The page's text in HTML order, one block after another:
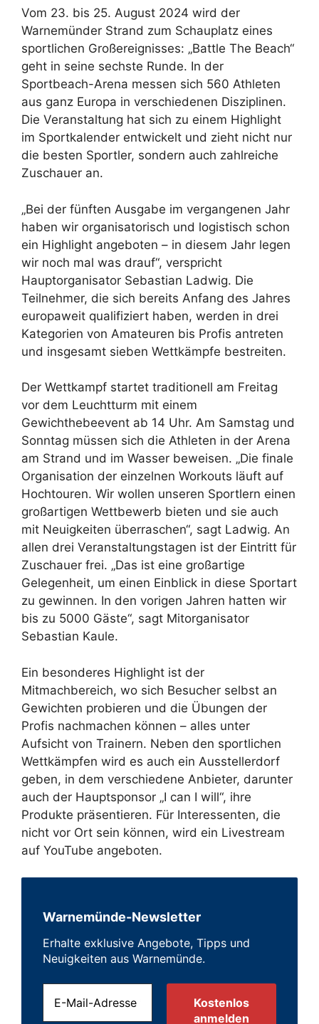
Vom 23. bis 25. August 2024 wird der
Warnemünder Strand zum Schauplatz eines
sportlichen Großereignisses: „Battle The Beach“
geht in seine sechste Runde. In der
Sportbeach-Arena messen sich 560 Athleten
aus ganz Europa in verschiedenen Disziplinen.
Die Veranstaltung hat sich zu einem Highlight
im Sportkalender entwickelt und zieht nicht nur
die besten Sportler, sondern auch zahlreiche
Zuschauer an.
„Bei der fünften Ausgabe im vergangenen Jahr
haben wir organisatorisch und logistisch schon
ein Highlight angeboten – in diesem Jahr legen
wir noch mal was drauf“, verspricht
Hauptorganisator Sebastian Ladwig. Die
Teilnehmer, die sich bereits Anfang des Jahres
europaweit qualifiziert haben, werden in drei
Kategorien von Amateuren bis Profis antreten
und insgesamt sieben Wettkämpfe bestreiten.
Der Wettkampf startet traditionell am Freitag
vor dem Leuchtturm mit einem
Gewichthebeevent ab 14 Uhr. Am Samstag und
Sonntag müssen sich die Athleten in der Arena
am Strand und im Wasser beweisen. „Die finale
Organisation der einzelnen Workouts läuft auf
Hochtouren. Wir wollen unseren Sportlern einen
großartigen Wettbewerb bieten und sie auch
mit Neuigkeiten überraschen“, sagt Ladwig. An
allen drei Veranstaltungstagen ist der Eintritt für
Zuschauer frei. „Das ist eine großartige
Gelegenheit, um einen Einblick in diese Sportart
zu gewinnen. In den vorigen Jahren hatten wir
bis zu 5000 Gäste“, sagt Mitorganisator
Sebastian Kaule.
Ein besonderes Highlight ist der
Mitmachbereich, wo sich Besucher selbst an
Gewichten probieren und die Übungen der
Profis nachmachen können – alles unter
Aufsicht von Trainern. Neben den sportlichen
Wettkämpfen wird es auch ein Ausstellerdorf
geben, in dem verschiedene Anbieter, darunter
auch der Hauptsponsor „I can I will“, ihre
Produkte präsentieren. Für Interessenten, die
nicht vor Ort sein können, wird ein Livestream
auf YouTube angeboten.
Warnemünde-Newsletter
Erhalte exklusive Angebote, Tipps und
Neuigkeiten aus Warnemünde.